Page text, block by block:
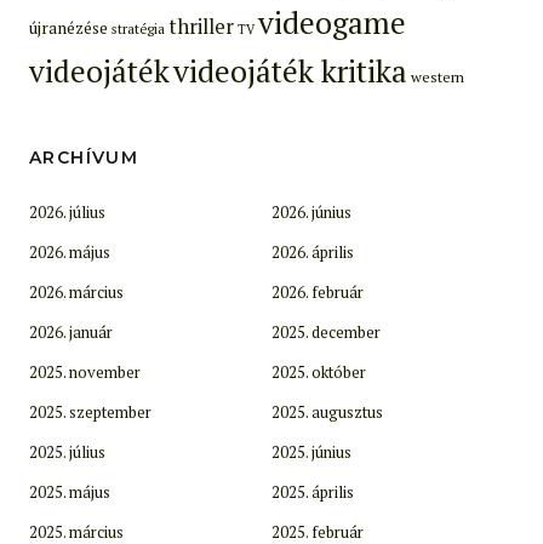
újranézése stratégia thriller TV videogame
videojátékvideojáték kritika western
ARCHÍVUM
2026. július
2026. június
2026. május
2026. április
2026. március
2026. február
2026. január
2025. december
2025. november
2025. október
2025. szeptember
2025. augusztus
2025. július
2025. június
2025. május
2025. április
2025. március
2025. február